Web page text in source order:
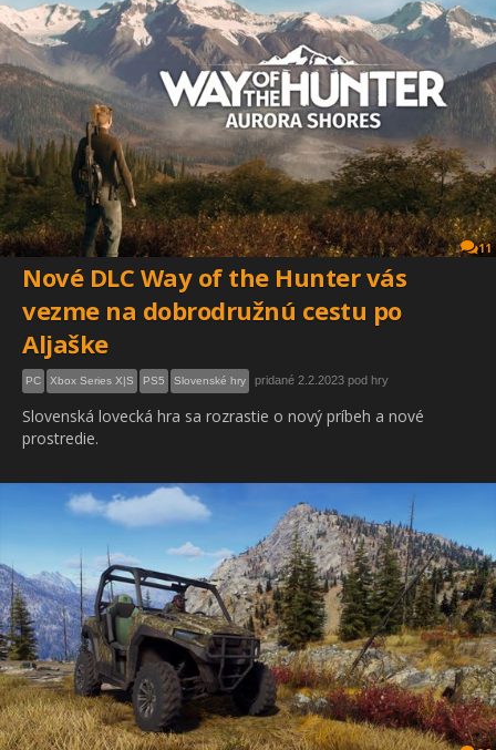
11
Nové DLC Way of the Hunter vás
vezme na dobrodružnú cestu po
Aljaške
PC Xbox Series X|S PS5 Slovenské hry pridané 2.2.2023 pod hry
Slovenská lovecká hra sa rozrastie o nový príbeh a nové
prostredie.